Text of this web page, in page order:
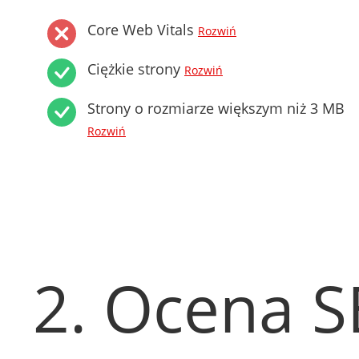
Core Web Vitals Rozwiń
Ciężkie strony Rozwiń
Strony o rozmiarze większym niż 3 MB
Rozwiń
2. Ocena